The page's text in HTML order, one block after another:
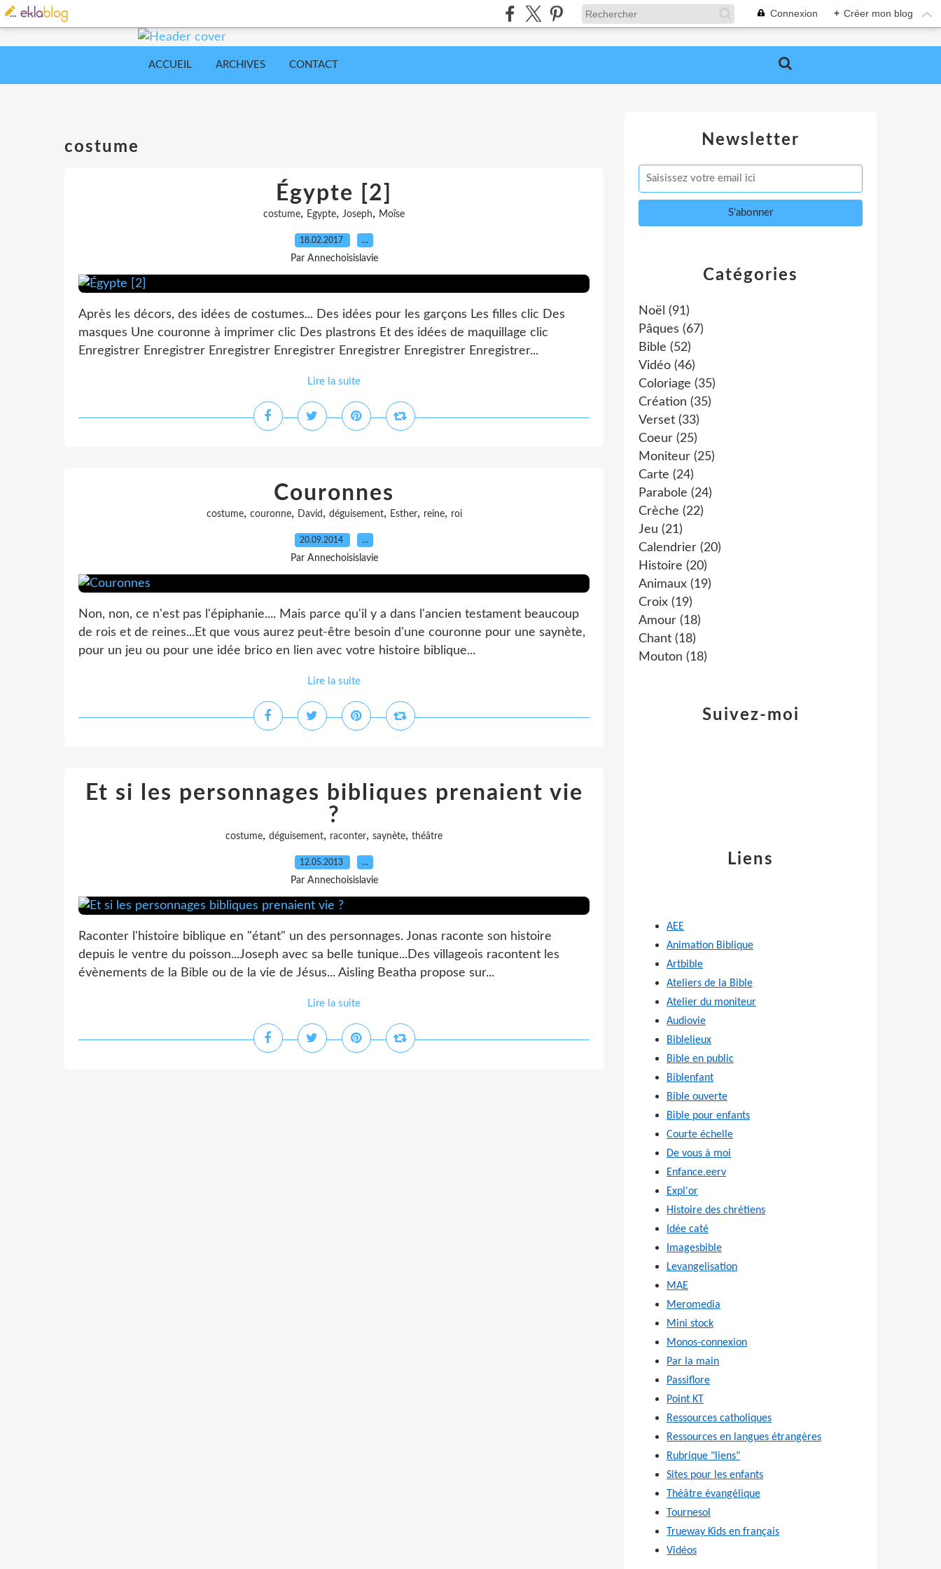
Connexion + Créer mon blog
ACCUEIL ARCHIVES CONTACT
costume
Égypte [2]
costume, Egypte, Joseph, Moïse
18.02.2017 …
Par Annechoisislavie
Après les décors, des idées de costumes... Des idées pour les garçons Les filles clic Des
masques Une couronne à imprimer clic Des plastrons Et des idées de maquillage clic
Enregistrer Enregistrer Enregistrer Enregistrer Enregistrer Enregistrer Enregistrer...
Lire la suite
Couronnes
costume, couronne, David , déguisement, Esther, reine, roi
20.09.2014 …
Par Annechoisislavie
Non, non, ce n'est pas l'épiphanie.... Mais parce qu'il y a dans l'ancien testament beaucoup
de rois et de reines...Et que vous aurez peut-être besoin d'une couronne pour une saynète,
pour un jeu ou pour une idée brico en lien avec votre histoire biblique...
Lire la suite
Et si les personnages bibliques prenaient vie
?
costume, déguisement, raconter, saynète, théâtre
12.05.2013 …
Par Annechoisislavie
Raconter l'histoire biblique en "étant" un des personnages. Jonas raconte son histoire
depuis le ventre du poisson...Joseph avec sa belle tunique...Des villageois racontent les
évènements de la Bible ou de la vie de Jésus... Aisling Beatha propose sur...
Lire la suite
Newsletter
Catégories
Noël (91)
Pâques (67)
Bible (52)
Vidéo (46)
Coloriage (35)
Création (35)
Verset (33)
Coeur (25)
Moniteur (25)
Carte (24)
Parabole (24)
Crèche (22)
Jeu (21)
Calendrier (20)
Histoire (20)
Animaux (19)
Croix (19)
Amour (18)
Chant (18)
Mouton (18)
Suivez-moi
Liens
AEE
Animation Biblique
Artbible
Ateliers de la Bible
Atelier du moniteur
Audiovie
Biblelieux
Bible en public
Biblenfant
Bible ouverte
Bible pour enfants
Courte échelle
De vous à moi
Enfance.eerv
Expl'or
Histoire des chrétiens
Idée caté
Imagesbible
Levangelisation
MAE
Meromedia
Mini stock
Monos-connexion
Par la main
Passiflore
Point KT
Ressources catholiques
Ressources en langues étrangères
Rubrique "liens"
Sites pour les enfants
Théâtre évangélique
Tournesol
Trueway Kids en français
Vidéos